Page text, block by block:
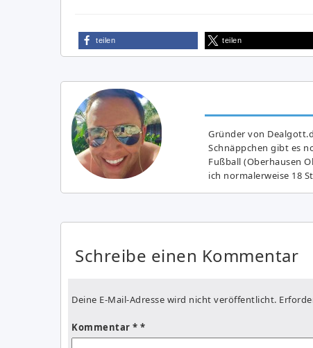
teilen teilen
Gründer von
Schnäppchen gibt es
Fußball (Oberhausen
ich normalerweise 18
Schreibe einen Kommentar
Deine E-Mail-Adresse wird nicht veröffentlicht.
Kommentar *